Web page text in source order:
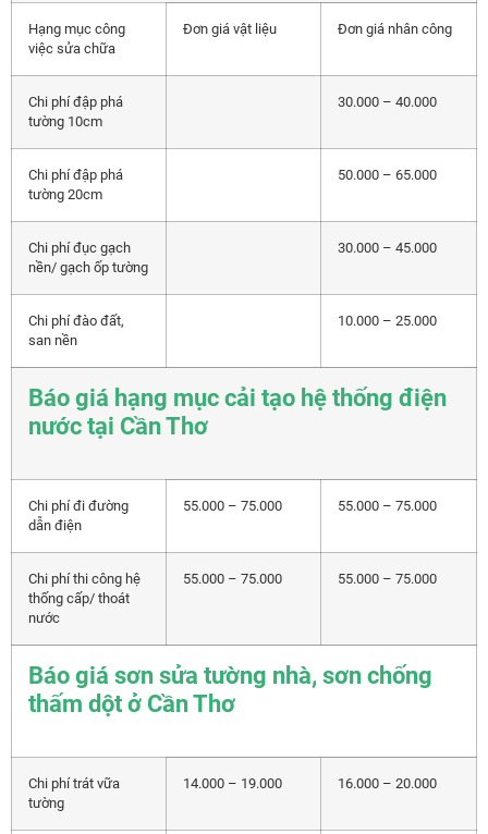
Hạng mục công
việc sửa chữa
Đơn giá vật liệu Đơn giá nhân công
Chi phí đập phá
tường 10cm
30.000 – 40.000
Chi phí đập phá
tường 20cm
50.000 – 65.000
Chi phí đục gạch
nền/ gạch ốp tường
30.000 – 45.000
Chi phí đào đất,
san nền
10.000 – 25.000
Báo giá hạng mục cải tạo hệ thống điện
nước tại Cần Thơ
Chi phí đi đường
dẫn điện
55.000 – 75.000 55.000 – 75.000
Chi phí thi công hệ
thống cấp/ thoát
nước
55.000 – 75.000 55.000 – 75.000
Báo giá sơn sửa tường nhà, sơn chống
thấm dột ở Cần Thơ
Chi phí trát vữa
tường
14.000 – 19.000 16.000 – 20.000